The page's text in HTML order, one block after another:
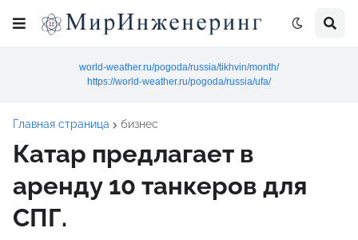
world-weather.ru/pogoda/russia/tikhvin/month/
https://world-weather.ru/pogoda/russia/ufa/
Главная страница бизнес
Катар предлагает в
аренду 10 танкеров для
СПГ.